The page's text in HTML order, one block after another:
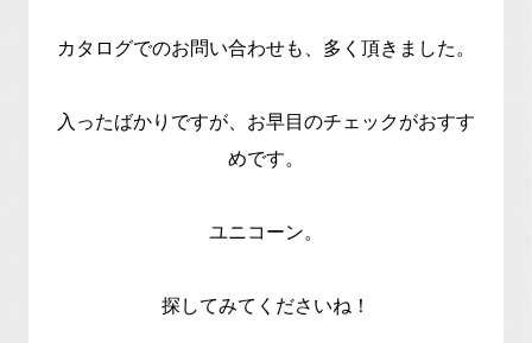
カタログでのお問い合わせも、多く頂きました。
入ったばかりですが、お早目のチェックがおすす
めです。
ユニコーン。
探してみてくださいね！